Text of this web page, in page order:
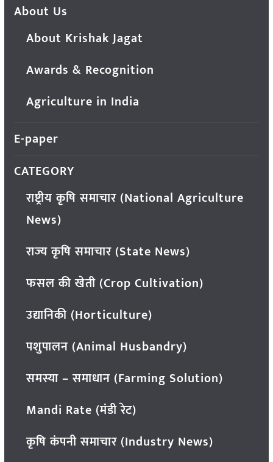
About Us
About Krishak Jagat
Awards & Recognition
Agriculture in India
E-paper
CATEGORY
राष्ट्रीय कृषि समाचार (National Agriculture
News)
राज्य कृषि समाचार (State News)
फसल की खेती (Crop Cultivation)
उद्यानिकी (Horticulture)
पशुपालन (Animal Husbandry)
समस्या – समाधान (Farming Solution)
Mandi Rate (मंडी रेट)
कृषि कंपनी समाचार (Industry News)